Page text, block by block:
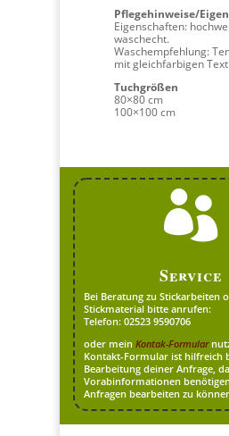
Pflegehinweise/
Eigenschaften:
waschecht.
Waschempfehlung:
mit gleichfarbigen
Tuchgrößen
80×80 cm
100×100 cm

Service
Bei Beratung zu Stickarbeiten
Stickmaterial bitte anrufen:
Telefon: 02523 9590706
oder mein Kontak-Formular
Kontakt-Formular ist hilfreich
Bearbeitung deiner Anfrage,
Vorabinformationen
Anfragen bearbeiten zu